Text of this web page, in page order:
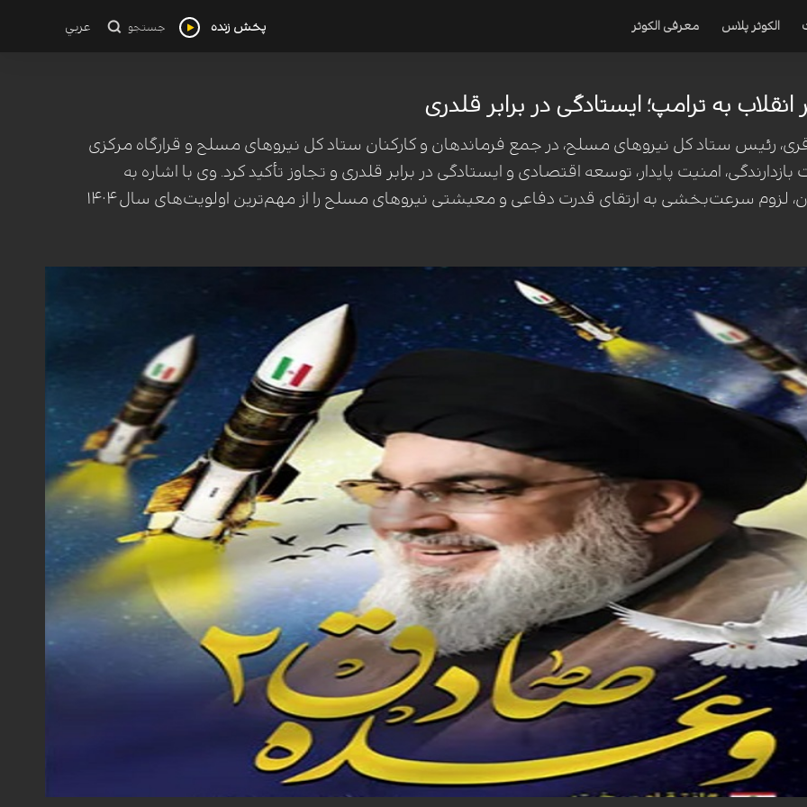
الکوثر پلاس معرفی الکوثر پخش زنده جستجو عربي
به ترامپ؛ ایستادگی در برابر قلدری
رئیس ستاد کل نیروهای مسلح، در جمع فرماندهان و کارکنان ستاد کل نیروهای مسلح و قرارگاه مرکزی
بازدارندگی، امنیت پایدار، توسعه اقتصادی و ایستادگی در برابر قلدری و تجاوز تأکید کرد. وی با اشاره به
توانمندی‌های نظامی ایران، لزوم سرعت‌بخشی به ارتقای قدرت دفاعی و معیشتی نیروهای مسلح را از مهم‌ترین اولویت‌های سال ۱۴۰۴